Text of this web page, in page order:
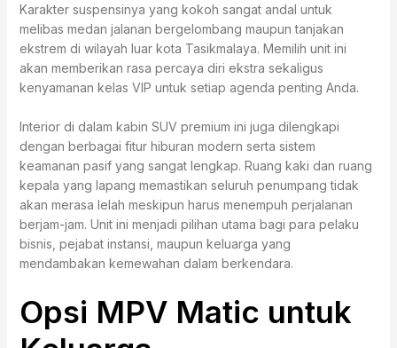
Karakter suspensinya yang kokoh sangat andal untuk
melibas medan jalanan bergelombang maupun tanjakan
ekstrem di wilayah luar kota Tasikmalaya. Memilih unit ini
akan memberikan rasa percaya diri ekstra sekaligus
kenyamanan kelas VIP untuk setiap agenda penting Anda.
Interior di dalam kabin SUV premium ini juga dilengkapi
dengan berbagai fitur hiburan modern serta sistem
keamanan pasif yang sangat lengkap. Ruang kaki dan ruang
kepala yang lapang memastikan seluruh penumpang tidak
akan merasa lelah meskipun harus menempuh perjalanan
berjam-jam. Unit ini menjadi pilihan utama bagi para pelaku
bisnis, pejabat instansi, maupun keluarga yang
mendambakan kemewahan dalam berkendara.
Opsi MPV Matic untuk